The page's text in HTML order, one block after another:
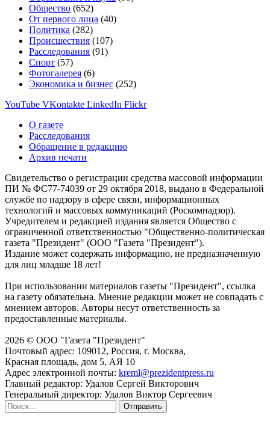
Общество (652)
От первого лица (40)
Политика (282)
Происшествия (107)
Расследования (91)
Спорт (57)
Фотогалерея (6)
Экономика и бизнес (252)
YouTube VKontakte LinkedIn Flickr
О газете
Расследования
Обращение в редакцию
Архив печати
Свидетельство о регистрации средства массовой информации
ПИ № ФС77-74039 от 29 октября 2018, выдано в Федеральной
службе по надзору в сфере связи, информационных
технологий и массовых коммуникаций (Роскомнадзор).
Учредителем и редакцией издания является Общество с
ограниченной ответственностью "Общественно-политическая
газета "Президент" (ООО "Газета "Президент").
Издание может содержать информацию, не предназначенную
для лиц младше 18 лет!
При использовании материалов газеты "Президент", ссылка
на газету обязательна. Мнение редакции может не совпадать с
мнением авторов. Авторы несут ответственность за
предоставленные материалы.
2026 © ООО "Газета "Президент"
Почтовый адрес: 109012, Россия, г. Москва,
Красная площадь, дом 5, АЯ 10
Адрес электронной почты: kreml@prezidentpress.ru
Главный редактор: Удалов Сергей Викторович
Генеральный директор: Удалов Виктор Сергеевич
Отправить